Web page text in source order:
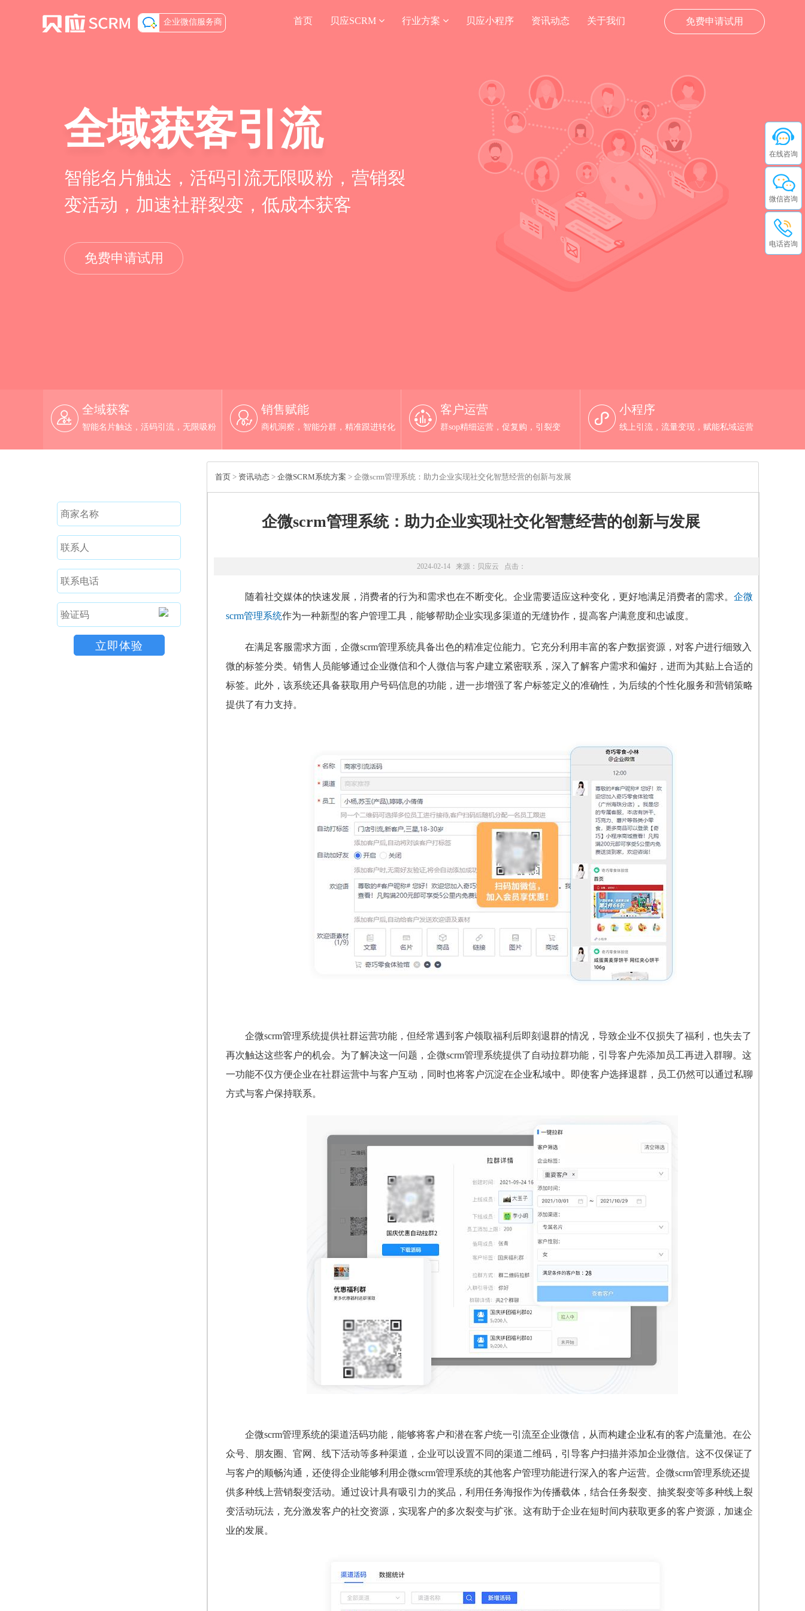
免费申请试用
企业微信服务商 首页 贝应SCRM 行业方案 贝应小程序 资讯动态 关于我们
全域获客引流
智能名片触达，活码引流无限吸粉，营销裂
变活动，加速社群裂变，低成本获客
免费申请试用
全域获客
智能名片触达，活码引流，无限吸粉
销售赋能
商机洞察，智能分群，精准跟进转化
客户运营
群sop精细运营，促复购，引裂变
小程序
线上引流，流量变现，赋能私域运营
首页 > 资讯动态 > 企微SCRM系统方案 > 企微scrm管理系统：助力企业实现社交化智慧经营的创新与发展
企微scrm管理系统：助力企业实现社交化智慧经营的创新与发展
2024-02-14 来源： 贝应云 点击：
随着社交媒体的快速发展，消费者的行为和需求也在不断变化。企业需要适应这种变化，更好地满足消费者的需求。 企微
scrm管理系统作为一种新型的客户管理工具，能够帮助企业实现多渠道的无缝协作，提高客户满意度和忠诚度。
在满足客服需求方面，企微scrm管理系统具备出色的精准定位能力。它充分利用丰富的客户数据资源，对客户进行细致入
微的标签分类。销售人员能够通过企业微信和个人微信与客户建立紧密联系，深入了解客户需求和偏好，进而为其贴上合适的
标签。此外，该系统还具备获取用户号码信息的功能，进一步增强了客户标签定义的准确性，为后续的个性化服务和营销策略
提供了有力支持。
企微scrm管理系统提供社群运营功能，但经常遇到客户领取福利后即刻退群的情况，导致企业不仅损失了福利，也失去了
再次触达这些客户的机会。为了解决这一问题，企微scrm管理系统提供了自动拉群功能，引导客户先添加员工再进入群聊。这
一功能不仅方便企业在社群运营中与客户互动，同时也将客户沉淀在企业私域中。即使客户选择退群，员工仍然可以通过私聊
方式与客户保持联系。
企微scrm管理系统的渠道活码功能，能够将客户和潜在客户统一引流至企业微信，从而构建企业私有的客户流量池。在公
众号、朋友圈、官网、线下活动等多种渠道，企业可以设置不同的渠道二维码，引导客户扫描并添加企业微信。这不仅保证了
与客户的顺畅沟通，还使得企业能够利用企微scrm管理系统的其他客户管理功能进行深入的客户运营。 企微scrm管理系统还提
供多种线上营销裂变活动。通过设计具有吸引力的奖品，利用任务海报作为传播载体，结合任务裂变、抽奖裂变等多种线上裂
变活动玩法，充分激发客户的社交资源，实现客户的多次裂变与扩张。这有助于企业在短时间内获取更多的客户资源，加速企
业的发展。
在线咨询
微信咨询
电话咨询